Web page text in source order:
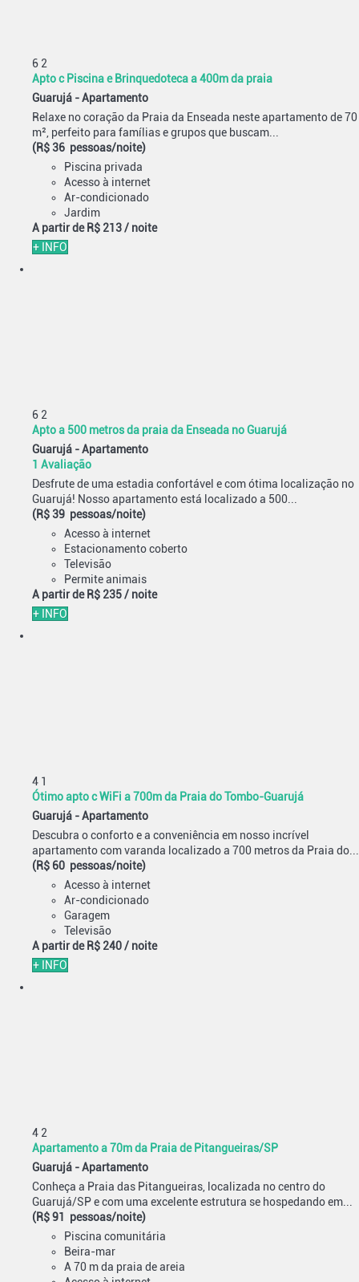
6 2
Apto c Piscina e Brinquedoteca a 400m da praia
Guarujá -Apartamento
Relaxe no coração da Praia da Enseada neste apartamento de 70
m², perfeito para famílias e grupos que buscam...
(R$ 36 pessoas/noite)
Piscina privada
Acesso à internet
Ar-condicionado
Jardim
A partir de R$ 213/ noite
+ INFO
6 2
Apto a 500 metros da praia da Enseada no Guarujá
Guarujá -Apartamento
1 Avaliação
Desfrute de uma estadia confortável e com ótima localização no
Guarujá! Nosso apartamento está localizado a 500...
(R$ 39 pessoas/noite)
Acesso à internet
Estacionamento coberto
Televisão
Permite animais
A partir de R$ 235/ noite
+ INFO
4 1
Ótimo apto c WiFi a 700m da Praia do Tombo-Guarujá
Guarujá -Apartamento
Descubra o conforto e a conveniência em nosso incrível
apartamento com varanda localizado a 700 metros da Praia do...
(R$ 60 pessoas/noite)
Acesso à internet
Ar-condicionado
Garagem
Televisão
A partir de R$ 240/ noite
+ INFO
4 2
Apartamento a 70m da Praia de Pitangueiras/SP
Guarujá -Apartamento
Conheça a Praia das Pitangueiras, localizada no centro do
Guarujá/SP e com uma excelente estrutura se hospedando em...
(R$ 91 pessoas/noite)
Piscina comunitária
Beira-mar
A 70 m da praia de areia